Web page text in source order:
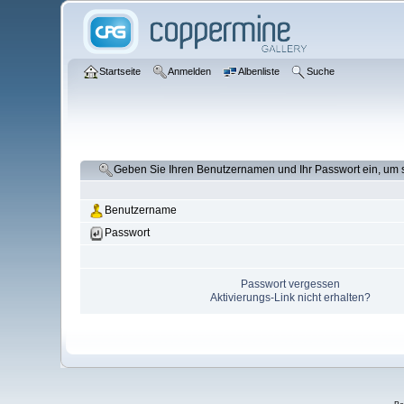
Startseite Anmelden Albenliste Suche
Geben Sie Ihren Benutzernamen und Ihr Passwort ein, um
Benutzername
Passwort
Passwort vergessen
Aktivierungs-Link nicht erhalten?